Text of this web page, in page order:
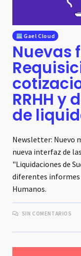
Gael Cloud
Nuevas
RRHH y
de
Newsletter: Nuevo
nueva interfaz de
"Liquidaciones de
diferentes informes
Humanos.
SIN COMENTARIOS